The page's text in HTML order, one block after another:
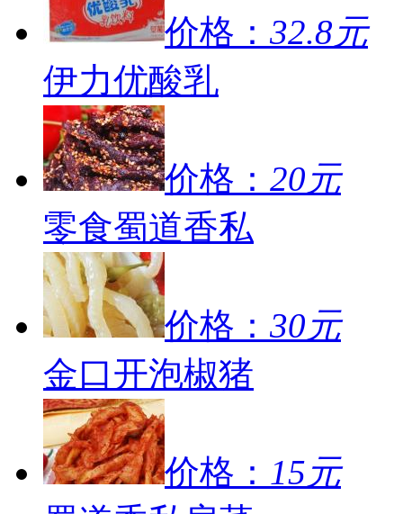
价格： 32.8元
伊力优酸乳
价格： 20元
零食蜀道香私
价格： 30元
金口开泡椒猪
价格： 15元